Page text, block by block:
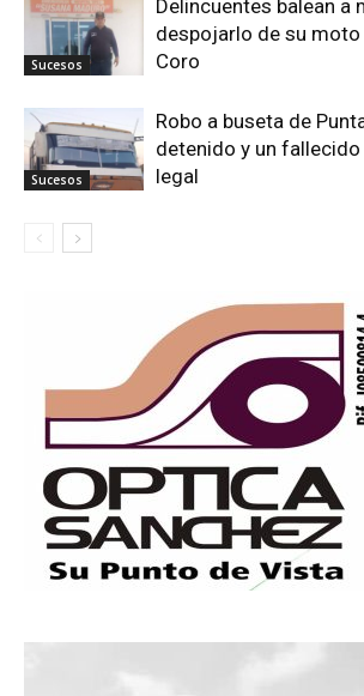
Sucesos
Delincuentes balean a
despojarlo de su moto
Coro
Sucesos
Robo a buseta de
detenido y un
legal